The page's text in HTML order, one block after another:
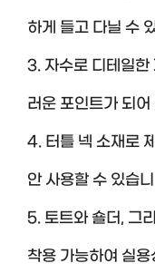
하게 들고 다닐 수
3. 자수로 디테일한
러운 포인트가 되어
4. 터틀 넥 소재로
안 사용할 수 있습
5. 토트와 숄더, 그
착용 가능하여 실